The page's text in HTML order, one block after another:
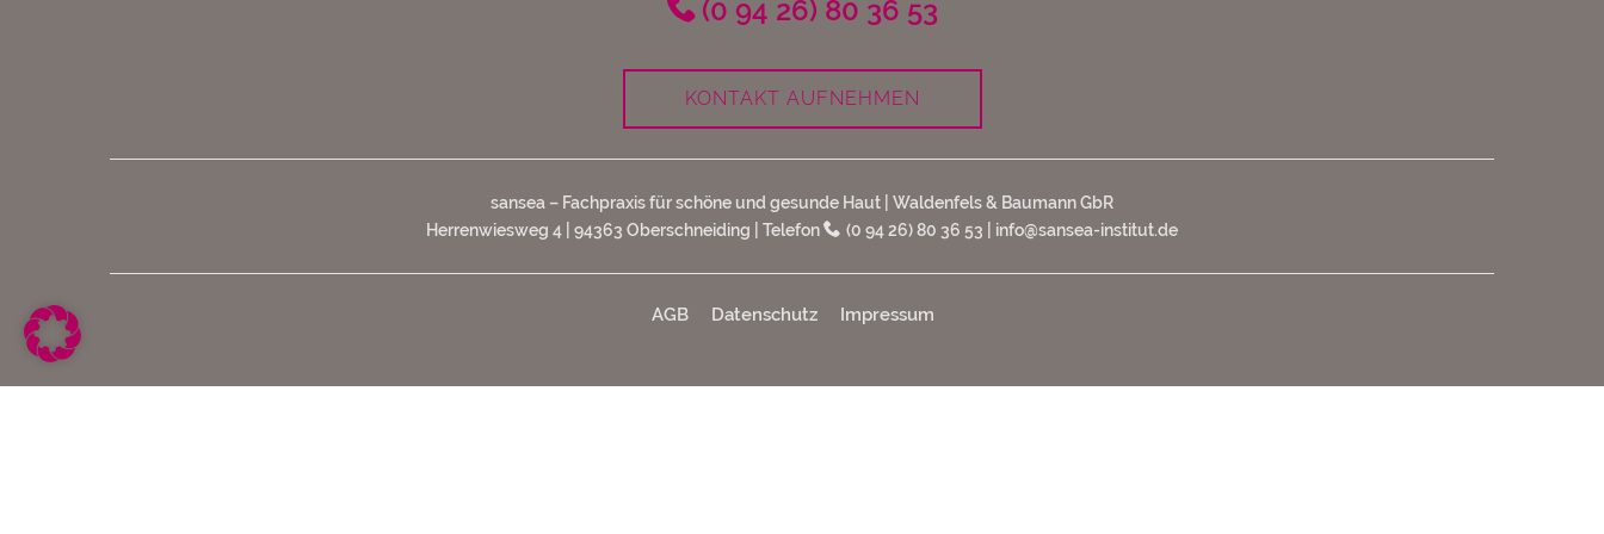
(0 94 26) 80 36 53
KONTAKT AUFNEHMEN
sansea – Fachpraxis für schöne und gesunde Haut | Waldenfels & Baumann GbR
Herrenwiesweg 4 | 94363 Oberschneiding | Telefon
(0 94 26) 80 36 53 info@sansea-institut.de
AGB Datenschutz Impressum